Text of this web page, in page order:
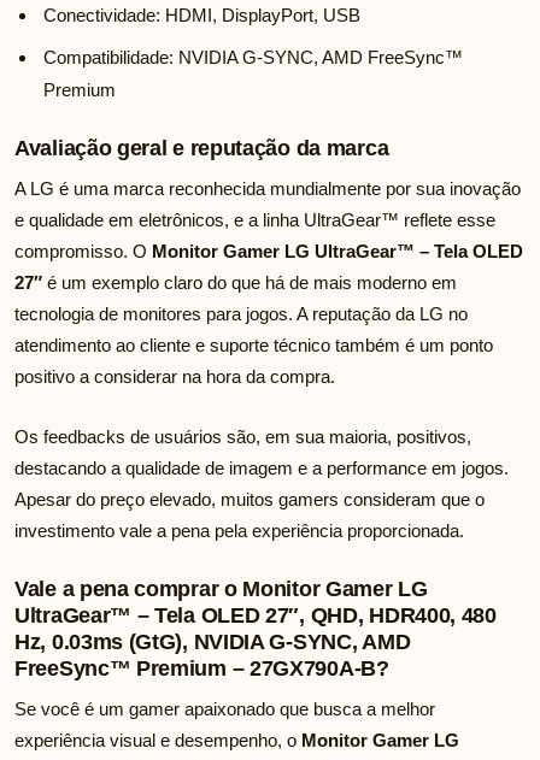
Conectividade: HDMI, DisplayPort, USB
Compatibilidade: NVIDIA G-SYNC, AMD FreeSync™
Premium
Avaliação geral e reputação da marca
A LG é uma marca reconhecida mundialmente por sua inovação
e qualidade em eletrônicos, e a linha UltraGear™ reflete esse
compromisso. O Monitor Gamer LG UltraGear™ – Tela OLED
27″ é um exemplo claro do que há de mais moderno em
tecnologia de monitores para jogos. A reputação da LG no
atendimento ao cliente e suporte técnico também é um ponto
positivo a considerar na hora da compra.
Os feedbacks de usuários são, em sua maioria, positivos,
destacando a qualidade de imagem e a performance em jogos.
Apesar do preço elevado, muitos gamers consideram que o
investimento vale a pena pela experiência proporcionada.
Vale a pena comprar o Monitor Gamer LG
UltraGear™ – Tela OLED 27″, QHD, HDR400, 480
Hz, 0.03ms (GtG), NVIDIA G-SYNC, AMD
FreeSync™ Premium – 27GX790A-B?
Se você é um gamer apaixonado que busca a melhor
experiência visual e desempenho, o Monitor Gamer LG